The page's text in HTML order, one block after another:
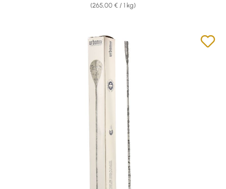
(265,00 € / 1 kg)